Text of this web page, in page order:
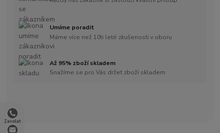
Zavolat
Umíme poradit
Máme více než 10ti leté zkušenosti v oboru
Až 95% zboží skladem
Snažíme se pro Vás držet zboží skladem